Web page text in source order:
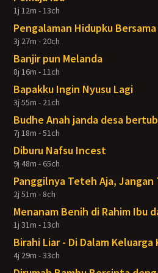
1j 12m - 13ch
Pengalaman Hidupku
3j 27m - 20ch
Banjir pun Melanda
8j 16m - 11ch
Bapakku Ingin Nyusu Lagi
3j 55m - 21ch
Budhe Anah janda desa
7j 18m - 51ch
Diburu Nafsu Incest
9j 48m - 65ch
Panggilnya Teteh Aja, Jangan
2j 51m - 8ch
Menanam Benih di Rahim Ibu
1j 31m - 13ch
Birahi Liar - Di Dalam Keluarga
4j 29m - 33ch